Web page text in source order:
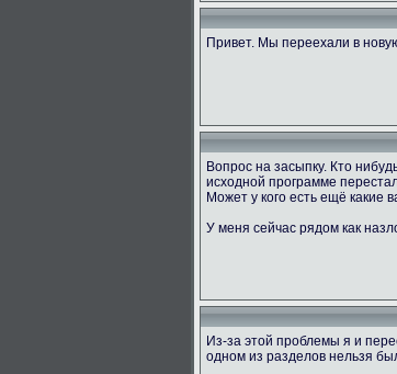
Привет. Мы переехали в
Вопрос на засыпку. Кто
исходной программе
Может у кого есть ещё какие
У меня сейчас рядом как
Из-за этой проблемы я и
одном из разделов нельзя